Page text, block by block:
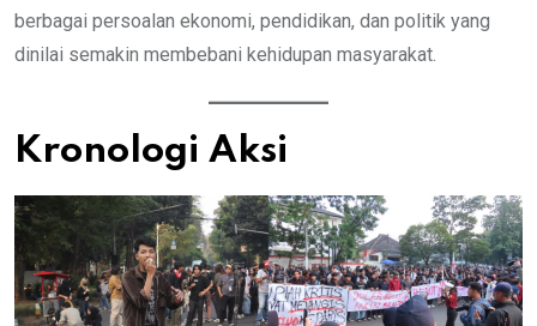
berbagai persoalan ekonomi, pendidikan, dan politik yang
dinilai semakin membebani kehidupan masyarakat.
Kronologi Aksi